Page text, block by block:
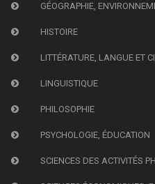
GÉOGRAPHIE,
HISTOIRE
LITTÉRATURE, LANGUE ET
LINGUISTIQUE
PHILOSOPHIE
PSYCHOLOGIE, ÉDUCATION
SCIENCES DES ACTIVITÉS